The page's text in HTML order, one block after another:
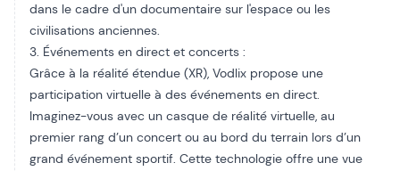
dans le cadre d'un documentaire sur l'espace ou les
civilisations anciennes.
3. Événements en direct et concerts :
Grâce à la réalité étendue (XR), Vodlix propose une
participation virtuelle à des événements en direct.
Imaginez-vous avec un casque de réalité virtuelle, au
premier rang d’un concert ou au bord du terrain lors d’un
grand événement sportif. Cette technologie offre une vue